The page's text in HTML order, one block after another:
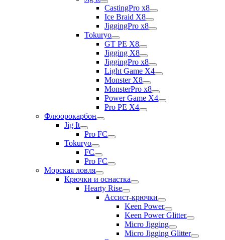
CastingPro x8
Ice Braid X8
JiggingPro x8
Tokuryo
GT PE X8
Jigging X8
JiggingPro x8
Light Game X4
Monster X8
MonsterPro x8
Power Game X4
Pro PE X4
Флюорокарбон
Jig It
Pro FC
Tokuryo
FC
Pro FC
Морская ловля
Крючки и оснастка
Hearty Rise
Ассист-крючки
Keen Power
Keen Power Glitter
Micro Jigging
Micro Jigging Glitter